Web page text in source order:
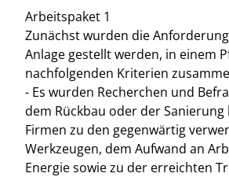
Arbeitspaket 1
Zunächst wurden die
Anlage gestellt werden, in einem
nachfolgenden Kriterien
- Es wurden Recherchen und
dem Rückbau oder der Sanierung
Firmen zu den gegenwärtig
Werkzeugen, dem Aufwand an
Energie sowie zu der erreichten